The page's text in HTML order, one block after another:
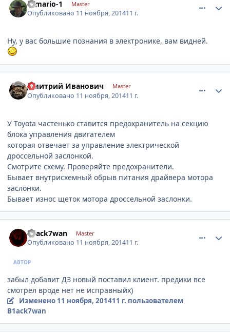
romario-1 Master
Опубликовано 11 ноября, 201411 г.
Ну, у вас большие познания в электронике, вам видней.
Дмитрий Иванович Master
Опубликовано 11 ноября, 201411 г.
У Toyоta частенько ставится предохранитель на секцию
блока управления двигателем
которая отвечает за управление электрической
дроссельной заслонкой.
Смотрите схему. Проверяйте предохранители.
Бывает внутрисхемный обрыв питания драйвера мотора
заслонки.
Бывает износ щеток мотора дроссельной заслонки.
B1ack7wan Master
Опубликовано 11 ноября, 201411 г.
АВТОР
забыл добавит ДЗ новый поставил клиент. предики все
смотрел вроде нет не исправныйх)
Изменено 11 ноября, 201411 г. пользователем
B1ack7wan